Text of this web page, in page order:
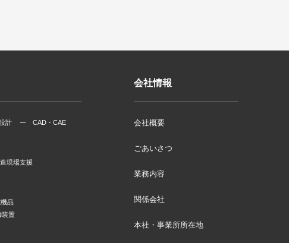
計
ー CAD・CAE
現場支援
品
装置
会社情報
会社概要
ごあいさつ
業務内容
関係会社
本社・事業所所在地